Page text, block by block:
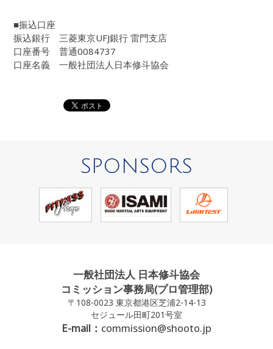
■振込口座
振込銀行 三菱東京UFJ銀行 雷門支店
口座番号 普通0084737
口座名義 一般社団法人日本修斗協会
SPONSORS
一般社団法人 日本修斗協会
コミッション事務局(プロ管理部)
〒108-0023 東京都港区芝浦2-14-13
セジュール田町201号室
E-mail： commission@shooto.jp